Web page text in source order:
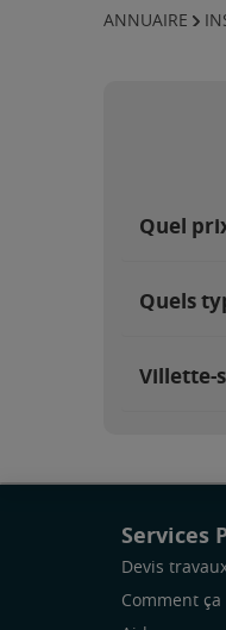
ANNUAIRE
Quel
Quels
Villette-
Services
Devis
Comment